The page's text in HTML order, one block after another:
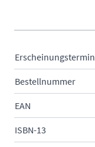
Erscheinungstermin
Bestellnummer
EAN
ISBN-13